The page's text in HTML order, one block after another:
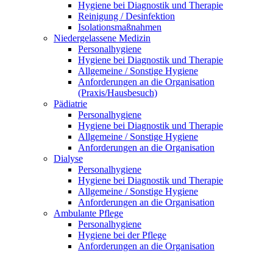
Hygiene bei Diagnostik und Therapie
Reinigung / Desinfektion
Isolationsmaßnahmen
Niedergelassene Medizin
Personalhygiene
Hygiene bei Diagnostik und Therapie
Allgemeine / Sonstige Hygiene
Anforderungen an die Organisation
(Praxis/Hausbesuch)
Pädiatrie
Personalhygiene
Hygiene bei Diagnostik und Therapie
Allgemeine / Sonstige Hygiene
Anforderungen an die Organisation
Dialyse
Personalhygiene
Hygiene bei Diagnostik und Therapie
Allgemeine / Sonstige Hygiene
Anforderungen an die Organisation
Ambulante Pflege
Personalhygiene
Hygiene bei der Pflege
Anforderungen an die Organisation